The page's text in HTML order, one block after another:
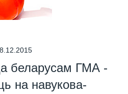
беларусам ГМА -
на навукова-